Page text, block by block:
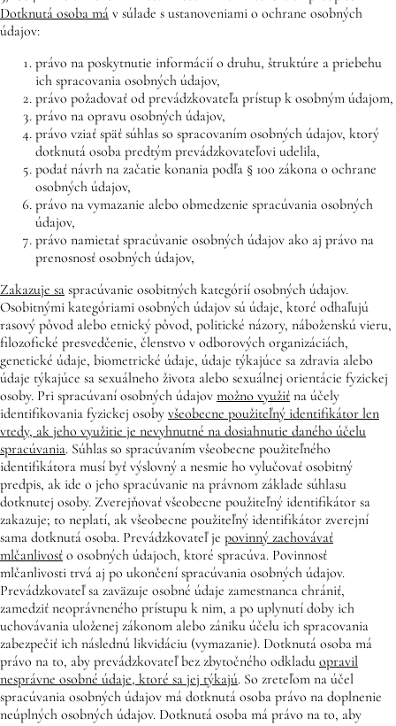
Dotknutá osoba má v súlade s ustanoveniami o ochrane osobných
údajov:
právo na poskytnutie informácií o druhu, štruktúre a priebehu
ich spracovania osobných údajov,
právo požadovať od prevádzkovateľa prístup k osobným údajom,
právo na opravu osobných údajov,
právo vziať späť súhlas so spracovaním osobných údajov, ktorý
dotknutá osoba predtým prevádzkovateľovi udelila,
podať návrh na začatie konania podľa § 100 zákona o ochrane
osobných údajov,
právo na vymazanie alebo obmedzenie spracúvania osobných
údajov,
právo namietať spracúvanie osobných údajov ako aj právo na
prenosnosť osobných údajov,
Zakazuje sa spracúvanie osobitných kategórií osobných údajov.
Osobitnými kategóriami osobných údajov sú údaje, ktoré odhaľujú
rasový pôvod alebo etnický pôvod, politické názory, náboženskú vieru,
filozofické presvedčenie, členstvo v odborových organizáciách,
genetické údaje, biometrické údaje, údaje týkajúce sa zdravia alebo
údaje týkajúce sa sexuálneho života alebo sexuálnej orientácie fyzickej
osoby. Pri spracúvaní osobných údajov možno využiť na účely
identifikovania fyzickej osoby všeobecne použiteľný identifikátor len
vtedy, ak jeho využitie je nevyhnutné na dosiahnutie daného účelu
spracúvania. Súhlas so spracúvaním všeobecne použiteľného
identifikátora musí byť výslovný a nesmie ho vylučovať osobitný
predpis, ak ide o jeho spracúvanie na právnom základe súhlasu
dotknutej osoby. Zverejňovať všeobecne použiteľný identifikátor sa
zakazuje; to neplatí, ak všeobecne použiteľný identifikátor zverejní
sama dotknutá osoba. Prevádzkovateľ je povinný zachovávať
mlčanlivosť o osobných údajoch, ktoré spracúva. Povinnosť
mlčanlivosti trvá aj po ukončení spracúvania osobných údajov.
Prevádzkovateľ sa zaväzuje osobné údaje zamestnanca chrániť,
zamedziť neoprávneného prístupu k nim, a po uplynutí doby ich
uchovávania uloženej zákonom alebo zániku účelu ich spracovania
zabezpečiť ich následnú likvidáciu (vymazanie). Dotknutá osoba má
právo na to, aby prevádzkovateľ bez zbytočného odkladu opravil
nesprávne osobné údaje, ktoré sa jej týkajú. So zreteľom na účel
spracúvania osobných údajov má dotknutá osoba právo na doplnenie
neúplných osobných údajov. Dotknutá osoba má právo na to, aby